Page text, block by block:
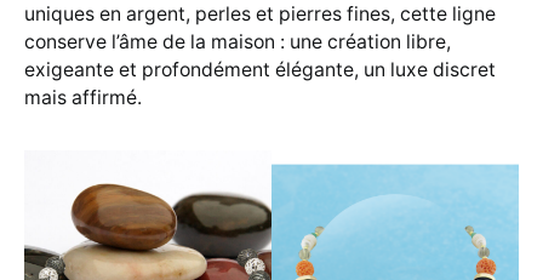
uniques en argent, perles et pierres fines, cette ligne
conserve l’âme de la maison : une création libre,
exigeante et profondément élégante, un luxe discret
mais affirmé.